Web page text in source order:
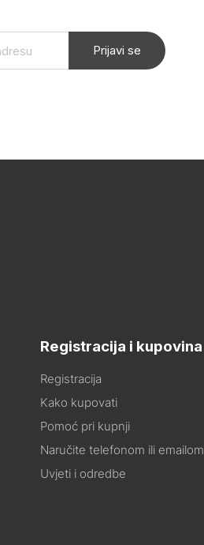
Prijavi se
Registracija i kupovina
Registracija
Kako kupovati
Pomoć pri kupnji
Naručite telefonom ili emailom
Uvjeti i odredbe